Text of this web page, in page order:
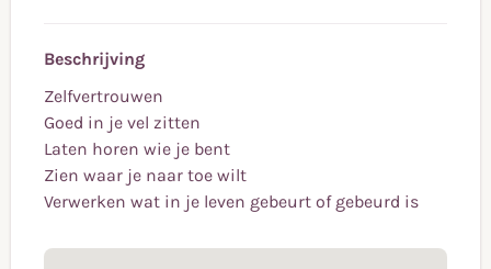
Beschrijving
Zelfvertrouwen
Goed in je vel zitten
Laten horen wie je bent
Zien waar je naar toe wilt
Verwerken wat in je leven gebeurt of gebeurd is